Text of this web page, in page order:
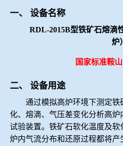
冶金石灰活性度测定仪
矿石、焦炭物理检测及制样设备
工业分析、测硫仪等
企业荣誉
一、 设备名称
RDL-2015B型铁矿石熔滴
炉）
国家标准鞍
二、 设备用途
通过模拟高炉环境下测定
化、熔滴、气压差变化分析高
试验装置。铁矿石软化温度及
炉内气流分布和还原过程都将